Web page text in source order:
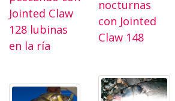
Jointed Claw
128 lubinas
en la ría
nocturnas
con Jointed
Claw 148